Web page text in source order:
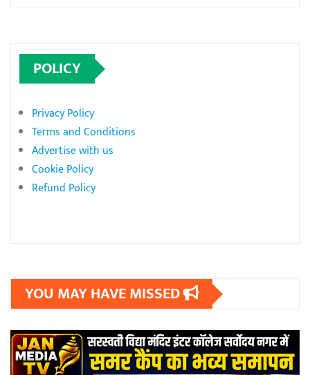
POLICY
Privacy Policy
Terms and Conditions
Advertise with us
Cookie Policy
Refund Policy
YOU MAY HAVE MISSED